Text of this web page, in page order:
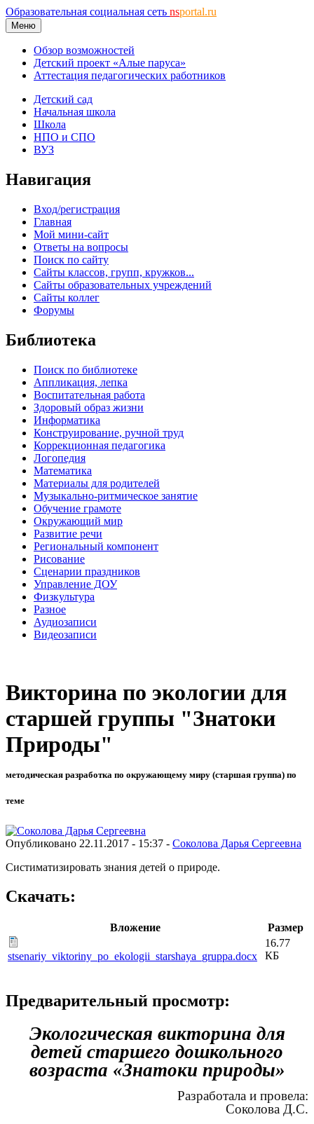
Образовательная социальная сеть nsportal.ru
Меню
Обзор возможностей
Детский проект «Алые паруса»
Аттестация педагогических работников
Детский сад
Начальная школа
Школа
НПО и СПО
ВУЗ
Навигация
Вход/регистрация
Главная
Мой мини-сайт
Ответы на вопросы
Поиск по сайту
Сайты классов, групп, кружков...
Сайты образовательных учреждений
Сайты коллег
Форумы
Библиотека
Поиск по библиотеке
Аппликация, лепка
Воспитательная работа
Здоровый образ жизни
Информатика
Конструирование, ручной труд
Коррекционная педагогика
Логопедия
Математика
Материалы для родителей
Музыкально-ритмическое занятие
Обучение грамоте
Окружающий мир
Развитие речи
Региональный компонент
Рисование
Сценарии праздников
Управление ДОУ
Физкультура
Разное
Аудиозаписи
Видеозаписи
Викторина по экологии для
старшей группы "Знатоки
Природы"
методическая разработка по окружающему миру (старшая группа) по
теме
Опубликовано 22.11.2017 - 15:37 - Соколова Дарья Сергеевна
Систиматизировать знания детей о природе.
Скачать:
Вложение Размер
stsenariy_viktoriny_po_ekologii_starshaya_gruppa.docx
16.77
КБ
Предварительный просмотр:
Экологическая викторина для
детей старшего дошкольного
возраста «Знатоки природы»
Разработала и провела:
Соколова Д.С.